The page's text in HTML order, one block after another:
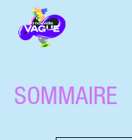
SOMMAIRE